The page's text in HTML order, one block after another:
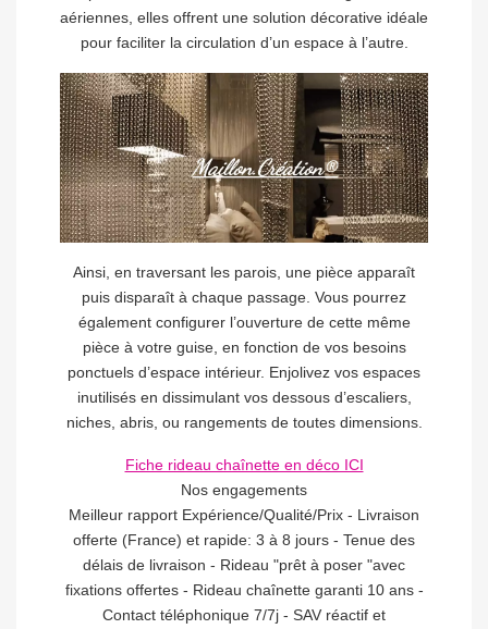
aériennes, elles offrent une solution décorative idéale
pour faciliter la circulation d’un espace à l’autre.
Ainsi, en traversant les parois, une pièce apparaît
puis disparaît à chaque passage. Vous pourrez
également configurer l’ouverture de cette même
pièce à votre guise, en fonction de vos besoins
ponctuels d’espace intérieur. Enjolivez vos espaces
inutilisés en dissimulant vos dessous d’escaliers,
niches, abris, ou rangements de toutes dimensions.
Fiche rideau chaînette en déco ICI
Nos engagements
Meilleur rapport Expérience/Qualité/Prix - Livraison
offerte (France) et rapide: 3 à 8 jours - Tenue des
délais de livraison - Rideau "prêt à poser "avec
fixations offertes - Rideau chaînette garanti 10 ans -
Contact téléphonique 7/7j - SAV réactif et